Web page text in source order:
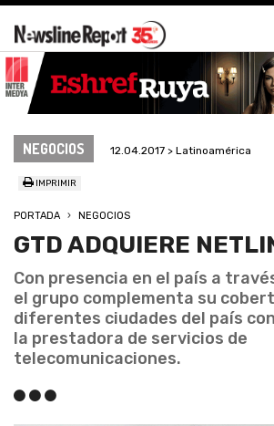
NEGOCIOS 12.04.2017 > Latinoamérica
IMPRIMIR
PORTADA NEGOCIOS
GTD ADQUIERE
Con presencia en el país a
el grupo complementa su
diferentes ciudades del país
la prestadora de servicios de
telecomunicaciones.